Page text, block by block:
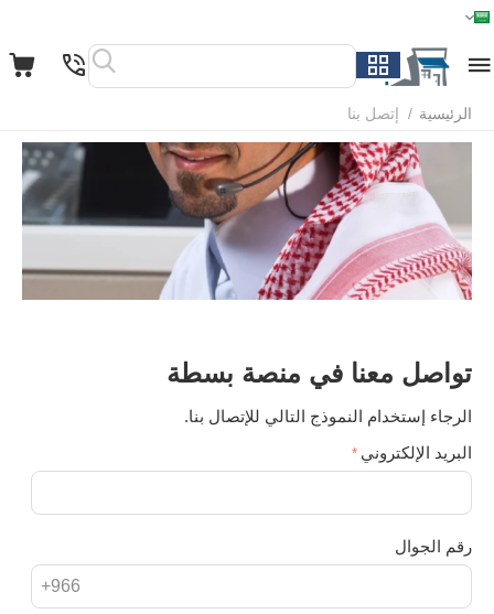
الرئيسية / إتصل بنا
تواصل معنا في منصة بسطة
الرجاء إستخدام النموذج التالي للإتصال بنا.
البريد الإلكتروني
رقم الجوال
الرئيسية القائمة بحث السلة قائمة المفضلة